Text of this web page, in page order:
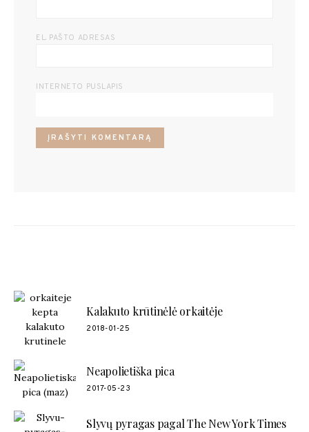
EL. PAŠTO ADRESAS
INTERNETO PUSLAPIS
Kalakuto krūtinėlė orkaitėje
2018-01-25
Neapolietiška pica
2017-05-23
Slyvų pyragas pagal The New York Times